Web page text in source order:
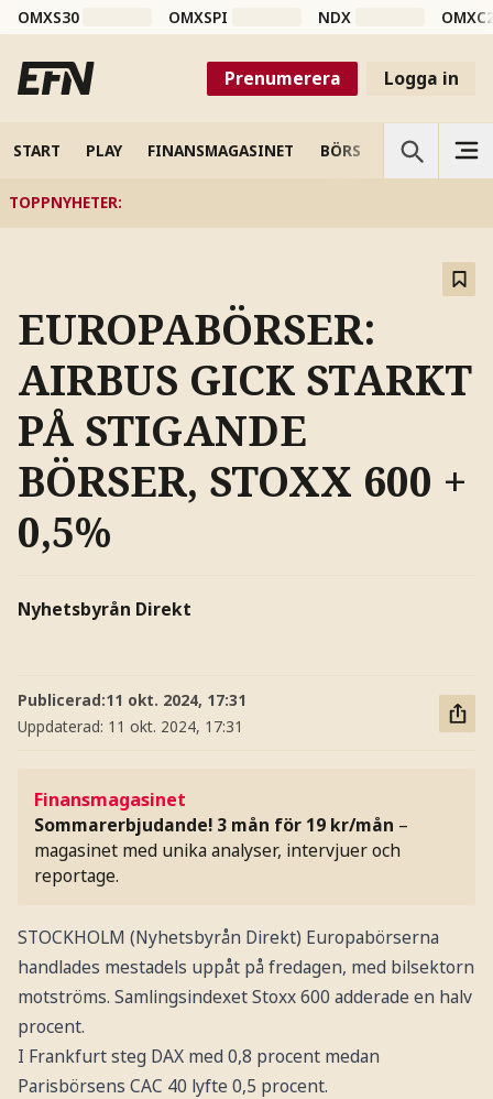
OMXS30 OMXSPI NDX
Prenumerera Logga in
START PLAY FINANSMAGASINET BÖRS VETENSKAP
TOPPNYHETER:
EUROPABÖRSER:
AIRBUS GICK STARKT
PÅ STIGANDE
BÖRSER, STOXX 600 +
0,5%
Nyhetsbyrån Direkt
Publicerad:11 okt. 2024, 17:31
Uppdaterad: 11 okt. 2024, 17:31
Finansmagasinet
Sommarerbjudande! 3 mån för 19 kr/mån –
magasinet med unika analyser, intervjuer och
reportage.
STOCKHOLM (Nyhetsbyrån Direkt) Europabörserna
handlades mestadels uppåt på fredagen, med bilsektorn
motströms. Samlingsindexet Stoxx 600 adderade en halv
procent.
I Frankfurt steg DAX med 0,8 procent medan
Parisbörsens CAC 40 lyfte 0,5 procent.